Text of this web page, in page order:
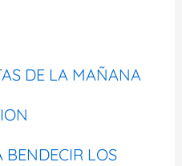
DE LA MAÑANA
BENDECIR LOS